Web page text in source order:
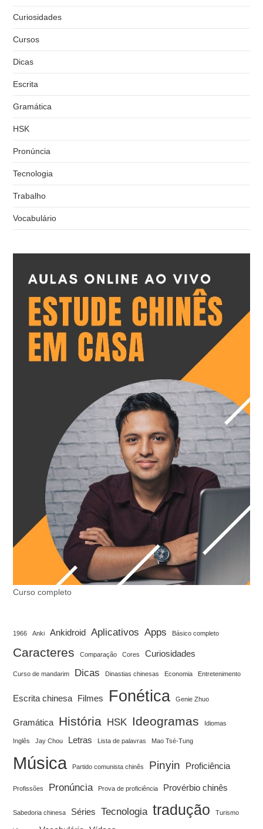
Curiosidades
Cursos
Dicas
Escrita
Gramática
HSK
Pronúncia
Tecnologia
Trabalho
Vocabulário
Curso completo
1966 Anki Ankidroid Aplicativos Apps Básico completo
Caracteres Comparação Cores Curiosidades
Curso de mandarim Dicas Dinastias chinesas Economia Entretenimento
Escrita chinesa Filmes Fonética Genie Zhuo
Gramática História HSK Ideogramas Idiomas
Inglês Jay Chou Letras Lista de palavras Mao Tsé-Tung
Música Partido comunista chinês Pinyin Proficiência
Profissões Pronúncia Prova de proficiência Provérbio chinês
Sabedoria chinesa Séries Tecnologia tradução Turismo